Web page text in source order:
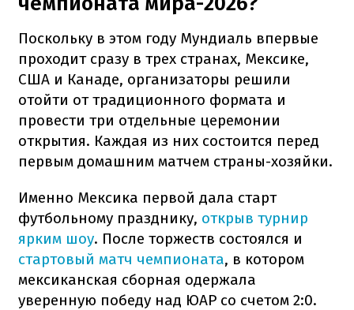
Поскольку в этом году Мундиаль впервые
проходит сразу в трех странах, Мексике,
США и Канаде, организаторы решили
отойти от традиционного формата и
провести три отдельные церемонии
открытия. Каждая из них состоится перед
первым домашним матчем страны-хозяйки.
Именно Мексика первой дала старт
футбольному празднику, открыв турнир
ярким шоу. После торжеств состоялся и
стартовый матч чемпионата, в котором
мексиканская сборная одержала
уверенную победу над ЮАР со счетом 2:0.